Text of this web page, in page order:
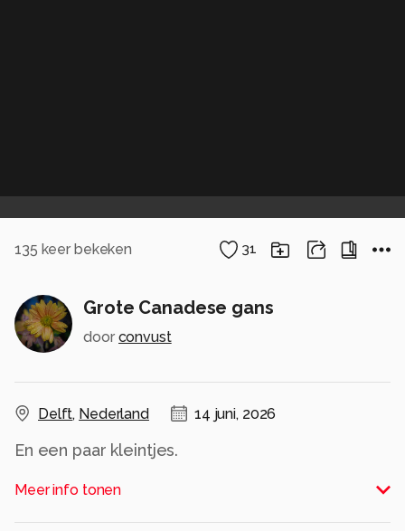
135 keer bekeken 31
Grote Canadese gans
door convust
Delft, Nederland 14 juni, 2026
En een paar kleintjes.
Bedankt voor de reacties bij ‘winterkoning’ en
‘huiszebraspin’.
Meer info tonen